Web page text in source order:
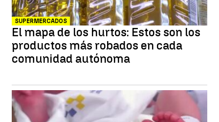
SUPERMERCADOS
El mapa de los hurtos: Estos son los
productos más robados en cada
comunidad autónoma